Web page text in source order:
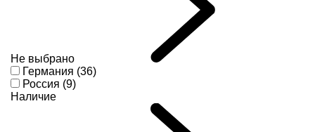
Не выбрано
Германия (36)
Россия (9)
Наличие